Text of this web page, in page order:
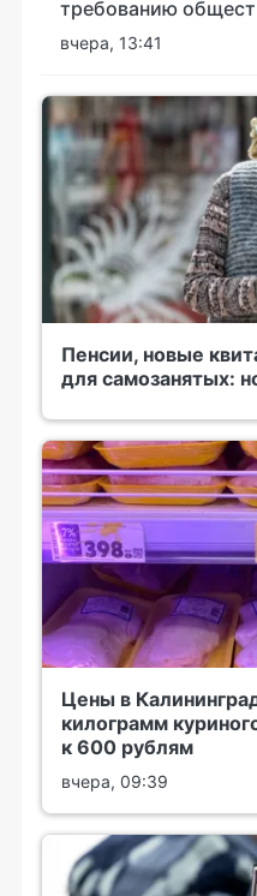
требованию
вчера, 13:41
Пенсии, новые
для самозанятых:
Цены в
килограмм
к 600 рублям
вчера, 09:39